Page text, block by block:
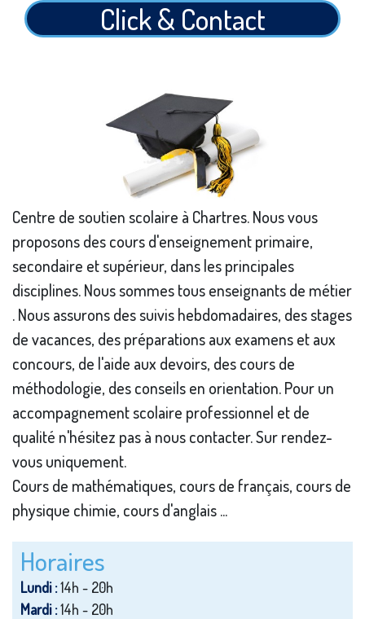
Click & Contact
Centre de soutien scolaire à Chartres. Nous vous
proposons des cours d'enseignement primaire,
secondaire et supérieur, dans les principales
disciplines. Nous sommes tous enseignants de métier
. Nous assurons des suivis hebdomadaires, des stages
de vacances, des préparations aux examens et aux
concours, de l'aide aux devoirs, des cours de
méthodologie, des conseils en orientation. Pour un
accompagnement scolaire professionnel et de
qualité n'hésitez pas à nous contacter. Sur rendez-
vous uniquement.
Cours de mathématiques, cours de français, cours de
physique chimie, cours d'anglais ...
Horaires
Lundi :14h - 20h
Mardi :14h - 20h